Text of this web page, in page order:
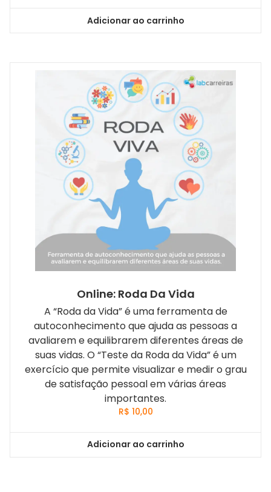
Adicionar ao carrinho
Online: Roda Da Vida
A “Roda da Vida” é uma ferramenta de
autoconhecimento que ajuda as pessoas a
avaliarem e equilibrarem diferentes áreas de
suas vidas. O “Teste da Roda da Vida” é um
exercício que permite visualizar e medir o grau
de satisfação pessoal em várias áreas
importantes.
R$ 10,00
Adicionar ao carrinho